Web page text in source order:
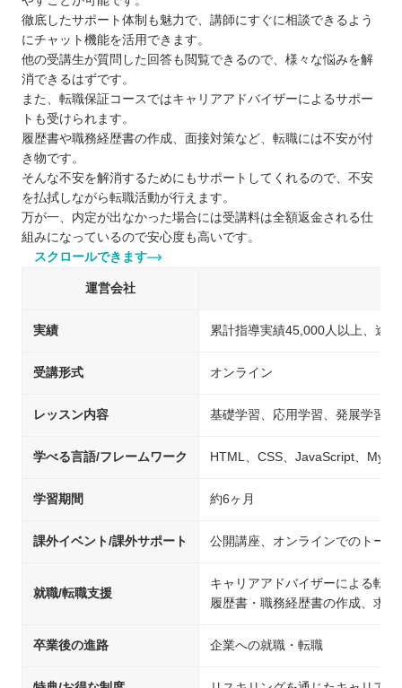
徹底したサポート体制も魅力で、講師にすぐに相談できるよう
にチャット機能を活用できます。
他の受講生が質問した回答も閲覧できるので、様々な悩みを解
消できるはずです。
また、転職保証コースではキャリアアドバイザーによるサポー
トも受けられます。
履歴書や職務経歴書の作成、面接対策など、転職には不安が付
き物です。
そんな不安を解消するためにもサポートしてくれるので、不安
を払拭しながら転職活動が行えます。
万が一、内定が出なかった場合には受講料は全額返金される仕
組みになっているので安心度も高いです。
スクロールできます
運営会社
実績 累計指導実績45,000人以上、途
受講形式 オンライン
レッスン内容 基礎学習、応用学習、発展学習、
学べる言語/フレームワーク HTML、CSS、JavaScript、
学習期間 約6ヶ月
課外イベント/課外サポート 公開講座、オンラインでのトー
就職/転職支援
キャリアアドバイザーによる転職
履歴書・職務経歴書の作成、求
卒業後の進路 企業への就職・転職